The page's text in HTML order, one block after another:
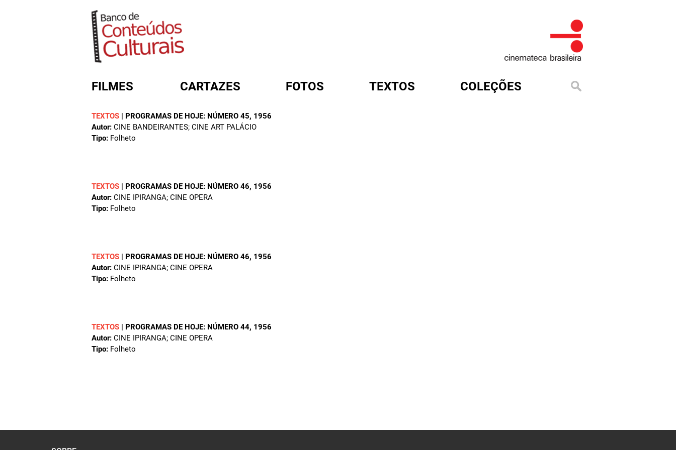
FILMES CARTAZES FOTOS TEXTOS COLEÇÕES
TEXTOS | PROGRAMAS DE HOJE: NÚMERO 45, 1956
Autor: CINE BANDEIRANTES; CINE ART PALÁCIO
Tipo: Folheto
TEXTOS | PROGRAMAS DE HOJE: NÚMERO 46, 1956
Autor: CINE IPIRANGA; CINE OPERA
Tipo: Folheto
TEXTOS | PROGRAMAS DE HOJE: NÚMERO 46, 1956
Autor: CINE IPIRANGA; CINE OPERA
Tipo: Folheto
TEXTOS | PROGRAMAS DE HOJE: NÚMERO 44, 1956
Autor: CINE IPIRANGA; CINE OPERA
Tipo: Folheto
FORMULÁRIO DE BUSCA